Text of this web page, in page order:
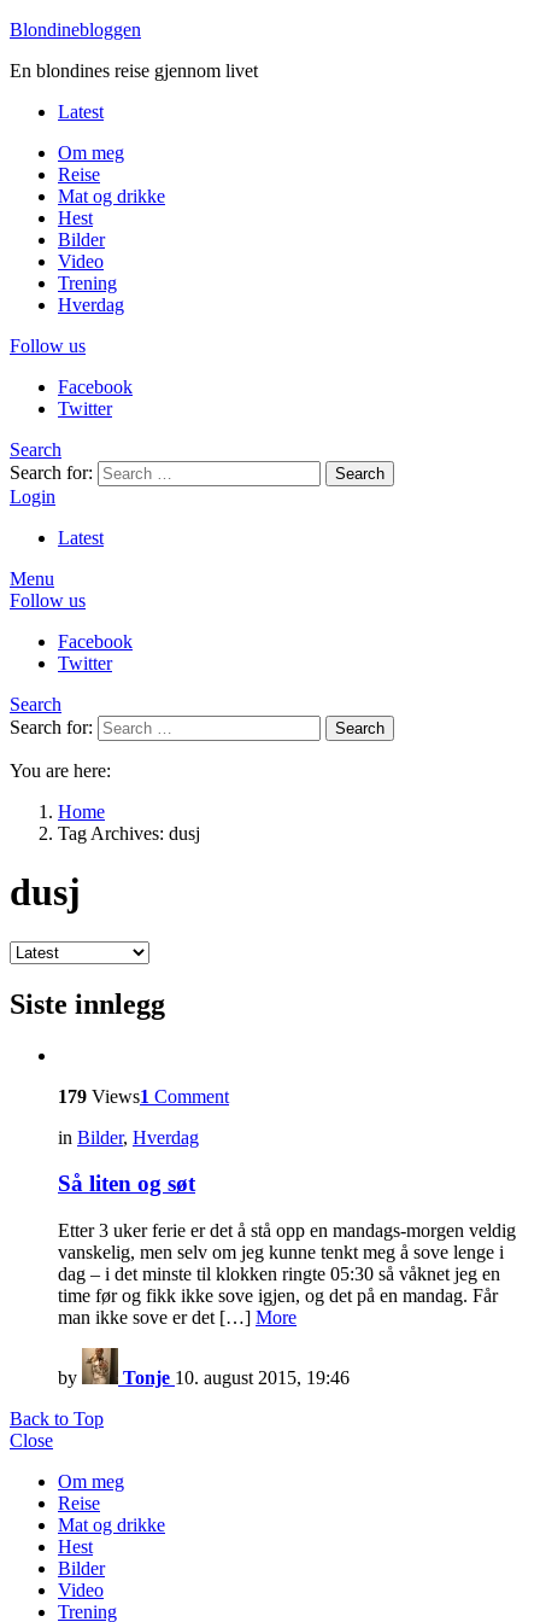
Blondinebloggen
En blondines reise gjennom livet
Latest
Om meg
Reise
Mat og drikke
Hest
Bilder
Video
Trening
Hverdag
Follow us
Facebook
Twitter
Search
Search for:
Search
Login
Latest
Menu
Follow us
Facebook
Twitter
Search
Search for:
Search
You are here:
Home
Tag Archives: dusj
dusj
Siste innlegg
179 Views1 Comment
in Bilder, Hverdag
Så liten og søt
Etter 3 uker ferie er det å stå opp en mandags-morgen veldig
vanskelig, men selv om jeg kunne tenkt meg å sove lenge i
dag – i det minste til klokken ringte 05:30 så våknet jeg en
time før og fikk ikke sove igjen, og det på en mandag. Får
man ikke sove er det […] More
by Tonje 10. august 2015, 19:46
Back to Top
Close
Om meg
Reise
Mat og drikke
Hest
Bilder
Video
Trening